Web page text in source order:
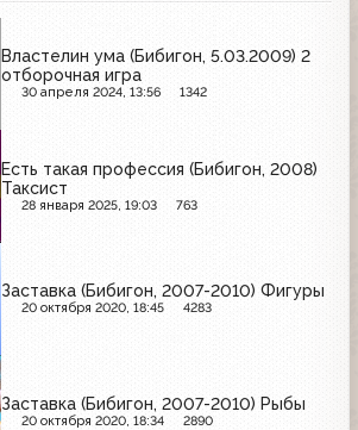
Властелин ума (Бибигон, 5.03.2009) 2
отборочная игра
30 апреля 2024, 13:56 1342
Есть такая профессия (Бибигон, 2008)
Таксист
28 января 2025, 19:03 763
Заставка (Бибигон, 2007-2010) Фигуры
20 октября 2020, 18:45 4283
Заставка (Бибигон, 2007-2010) Рыбы
20 октября 2020, 18:34 2890